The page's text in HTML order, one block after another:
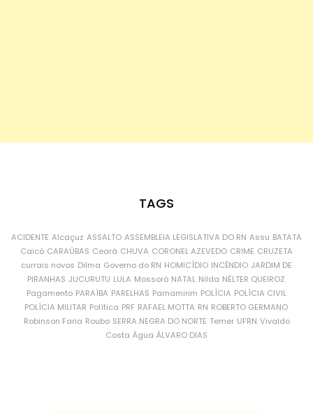
TAGS
ACIDENTE Alcaçuz ASSALTO ASSEMBLEIA LEGISLATIVA DO RN Assu BATATA
Caicó CARAÚBAS Ceará CHUVA CORONEL AZEVEDO CRIME CRUZETA
currais novos Dilma Governo do RN HOMICÍDIO INCÊNDIO JARDIM DE
PIRANHAS JUCURUTU LULA Mossoró NATAL Nilda NÉLTER QUEIROZ
Pagamento PARAÍBA PARELHAS Parnamirim POLÍCIA POLÍCIA CIVIL
POLÍCIA MILITAR Política PRF RAFAEL MOTTA RN ROBERTO GERMANO
Robinson Faria Roubo SERRA NEGRA DO NORTE Temer UFRN Vivaldo
Costa Água ÁLVARO DIAS